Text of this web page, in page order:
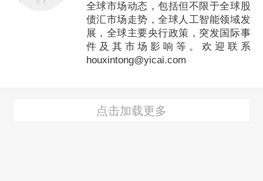
全球市场动态，包括但不限于全球股
债汇市场走势，全球人工智能领域发
展，全球主要央行政策，突发国际事
件及其市场影响等。欢迎联系
houxintong@yicai.com
点击加载更多